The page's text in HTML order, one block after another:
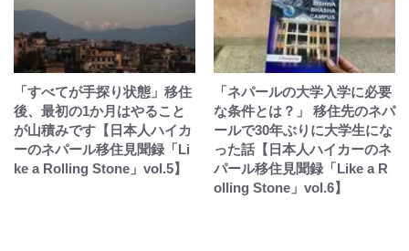
「すべてが手探り状態」移住
後、最初の1か月はやること
が山積みです【日本人ハイカ
ーのネパール移住見聞録「Li
ke a Rolling Stone」vol.5】
「ネパールの大学入学に必要
な条件とは？」 移住先のネパ
ールで30年ぶりに大学生にな
った話【日本人ハイカーのネ
パール移住見聞録「Like a R
olling Stone」vol.6】